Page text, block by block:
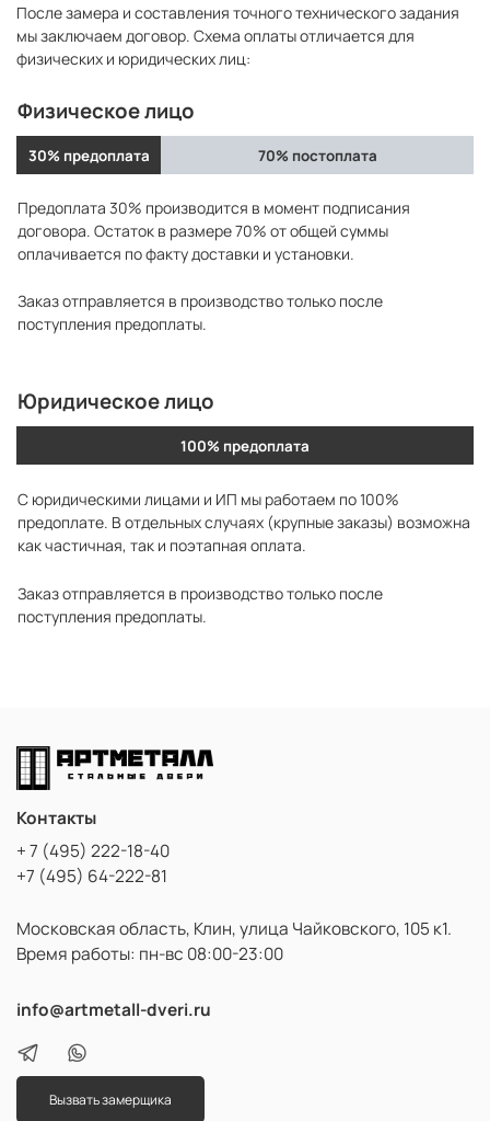
После замера и составления точного технического задания
мы заключаем договор. Схема оплаты отличается для
физических и юридических лиц:
Физическое лицо
30% предоплата 70% постоплата
Предоплата 30% производится в момент подписания
договора. Остаток в размере 70% от общей суммы
оплачивается по факту доставки и установки.
Заказ отправляется в производство только после
поступления предоплаты.
Юридическое лицо
100% предоплата
С юридическими лицами и ИП мы работаем по 100%
предоплате. В отдельных случаях (крупные заказы) возможна
как частичная, так и поэтапная оплата.
Заказ отправляется в производство только после
поступления предоплаты.
Контакты
+ 7 (495) 222-18-40
+7 (495) 64-222-81
Московская область, Клин, улица Чайковского, 105 к1.
Время работы: пн-вс 08:00-23:00
info@artmetall-dveri.ru
Вызвать замерщика